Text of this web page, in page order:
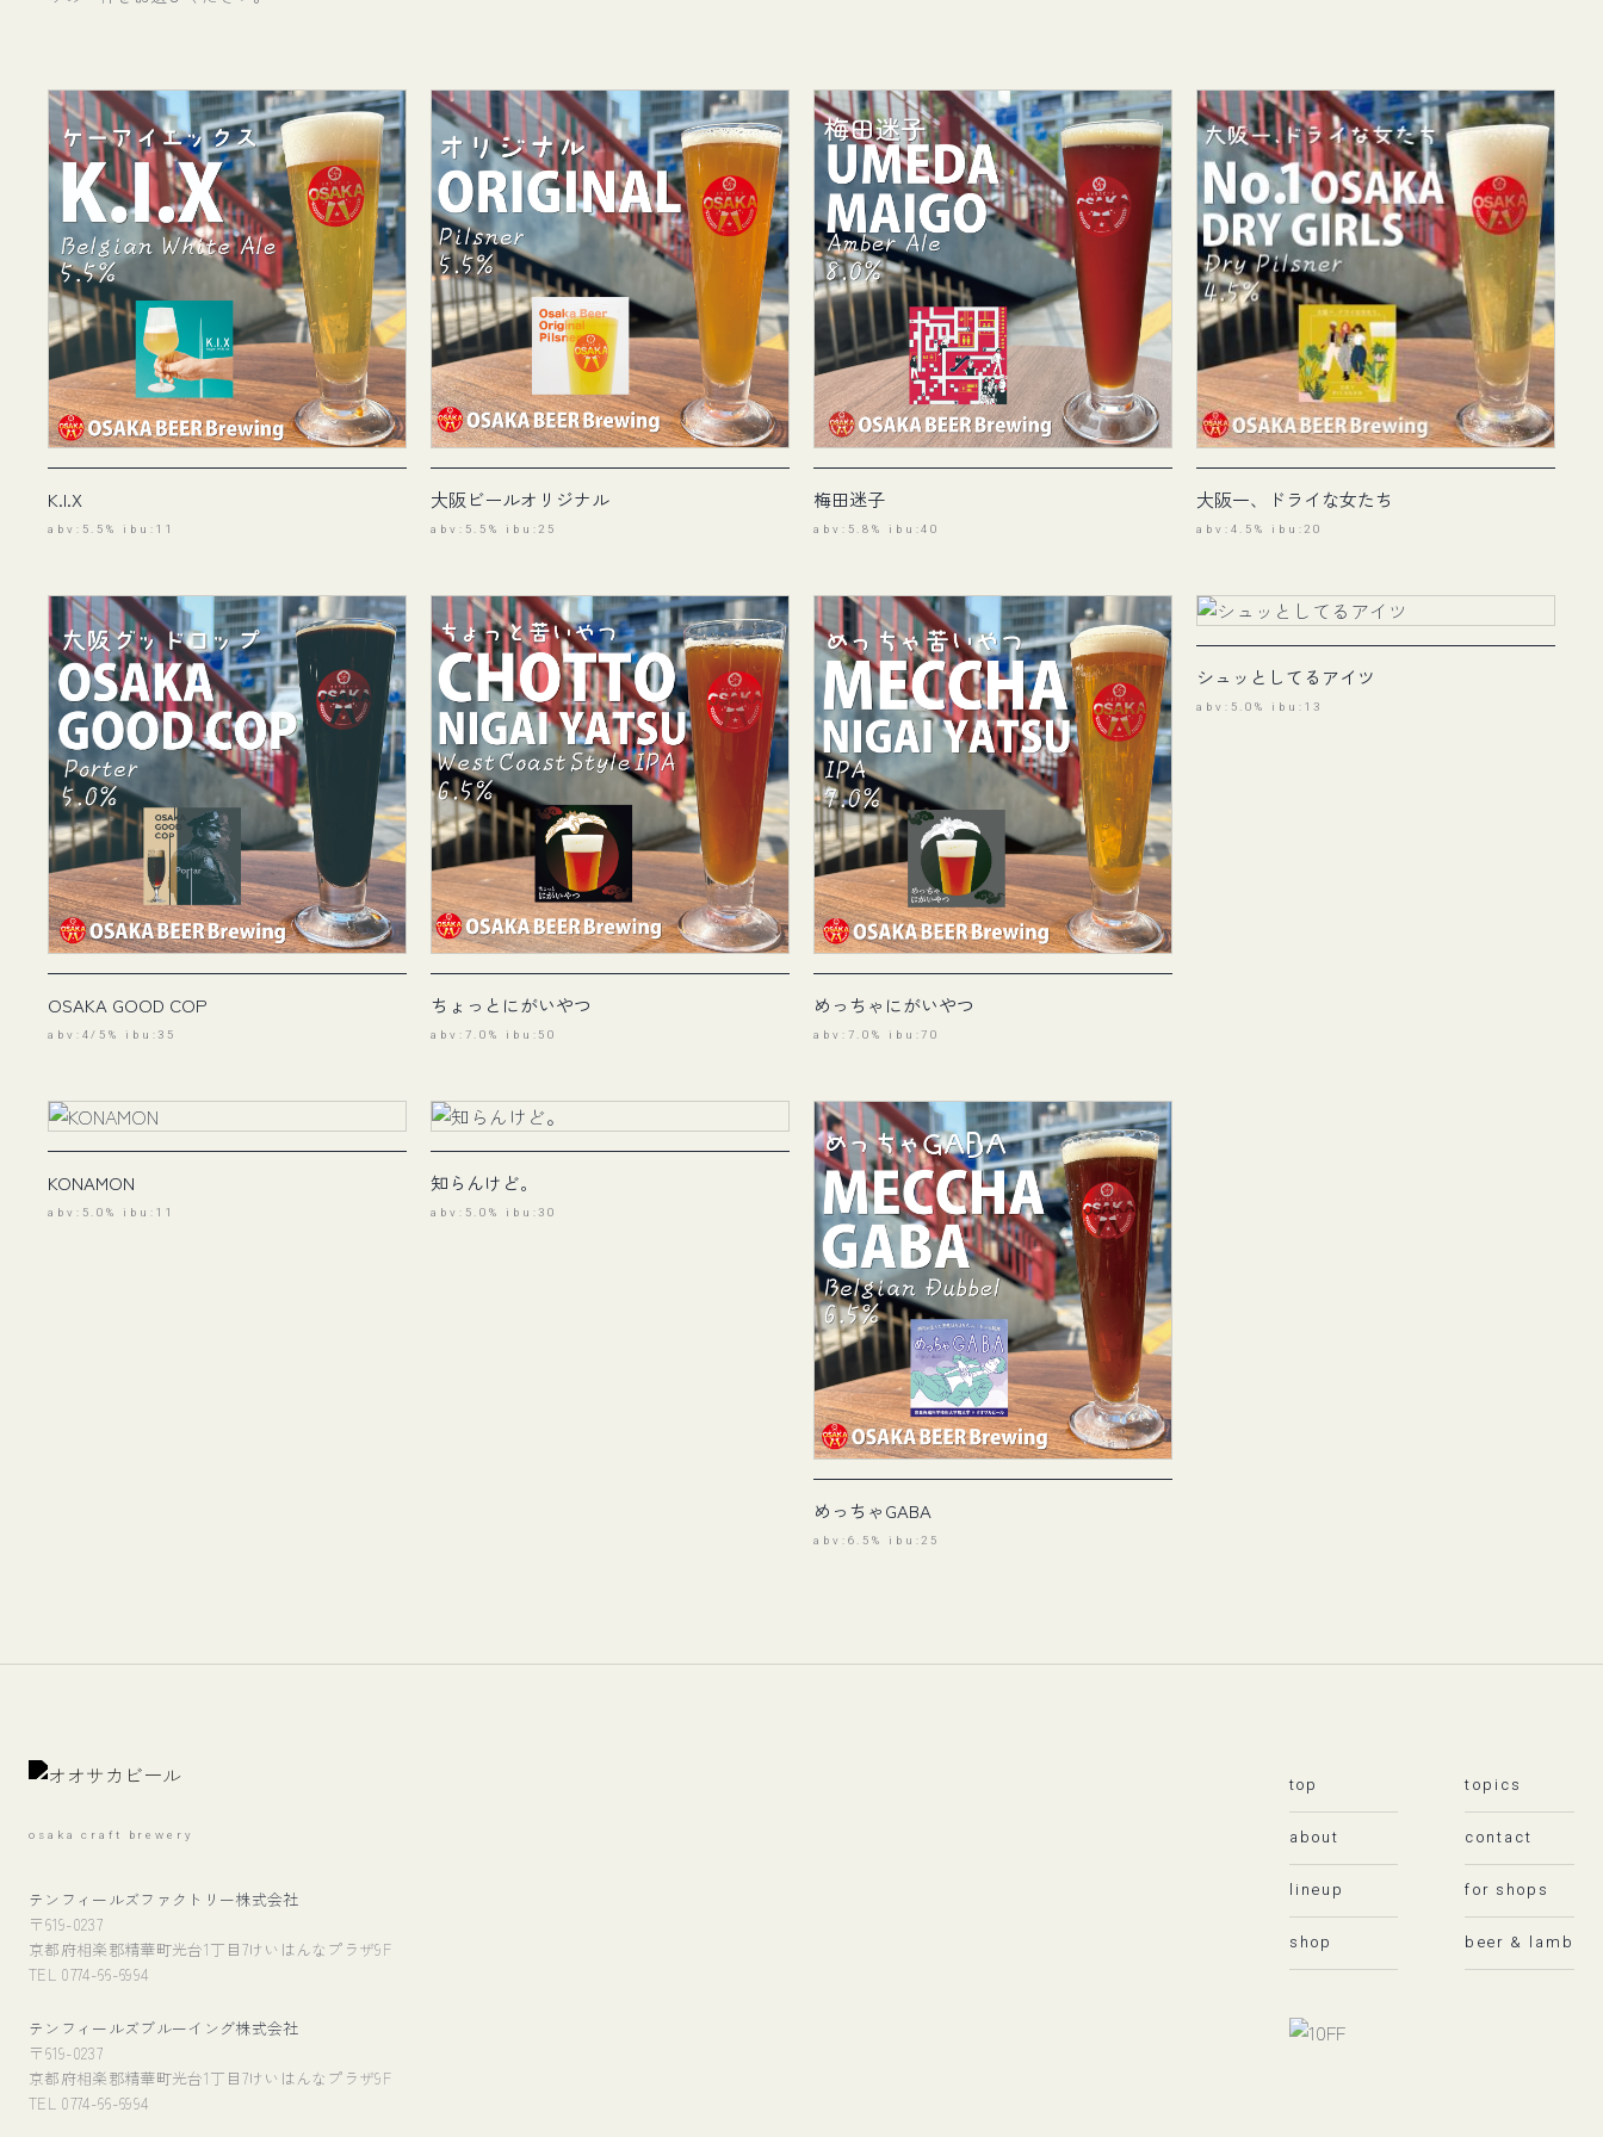
K.I.X
abv:5.5% ibu:11
大阪ビールオリジナル
abv:5.5% ibu:25
梅田迷子
abv:5.8% ibu:40
大阪一、ドライな女たち
abv:4.5% ibu:20
OSAKA GOOD COP
abv:4/5% ibu:35
ちょっとにがいやつ
abv:7.0% ibu:50
めっちゃにがいやつ
abv:7.0% ibu:70
シュッとしてるアイツ
abv:5.0% ibu:13
KONAMON
abv:5.0% ibu:11
知らんけど。
abv:5.0% ibu:30
めっちゃGABA
abv:6.5% ibu:25
osaka craft brewery
テンフィールズファクトリー株式会社
〒619-0237
京都府相楽郡精華町光台1丁目7けいはんなプラザ9F
TEL 0774-66-6994
テンフィールズブルーイング株式会社
〒619-0237
京都府相楽郡精華町光台1丁目7けいはんなプラザ9F
TEL 0774-66-6994
top
about
lineup
shop
topics
contact
for shops
beer & lamb